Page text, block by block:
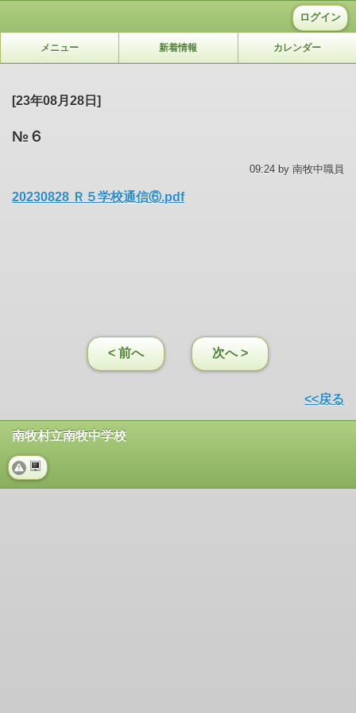
ログイン
メニュー 新着情報 カレンダー
[23年08月28日]
№６
09:24 by 南牧中職員
20230828 Ｒ５学校通信⑥.pdf
< 前へ 次へ >
<<戻る
南牧村立南牧中学校